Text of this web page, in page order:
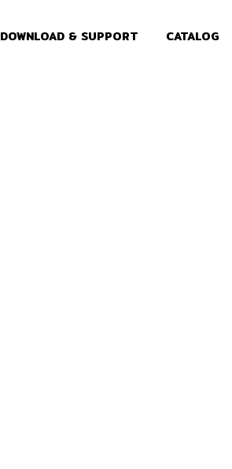
DOWNLOAD & SUPPORT CATALOG